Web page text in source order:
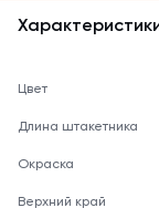
Цвет
Длина штакетника
Окраска
Верхний край